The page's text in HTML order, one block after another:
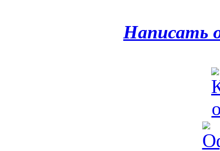
Написать